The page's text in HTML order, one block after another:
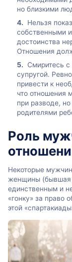
но близкими
Нельзя
собственными
достоинства
Отношения
Смиритесь
супругой.
привести к
что отношения
при разводе,
родителями
Роль
Некоторые
женщины (бывшая
единственным и
«гонку» за право
этой